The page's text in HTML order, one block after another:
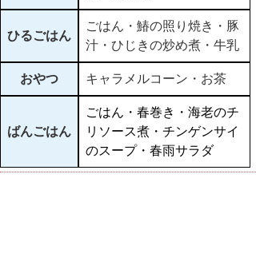
ひるごはん
ごはん・鰆の照り焼き・豚
汁・ひじきの炒め煮・牛乳
おやつ キャラメルコーン・お茶
ばんごはん
ごはん・春巻き・海老のチ
リソース煮・チンゲンサイ
のスープ・春雨サラダ